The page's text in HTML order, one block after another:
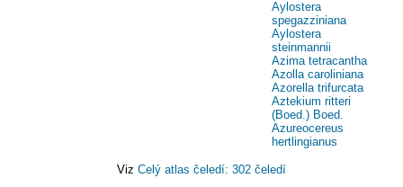
Aylostera
spegazziniana
Aylostera
steinmannii
Azima tetracantha
Azolla caroliniana
Azorella trifurcata
Aztekium ritteri
(Boed.) Boed.
Azureocereus
hertlingianus
Viz Celý atlas čeledí: 302 čeledí